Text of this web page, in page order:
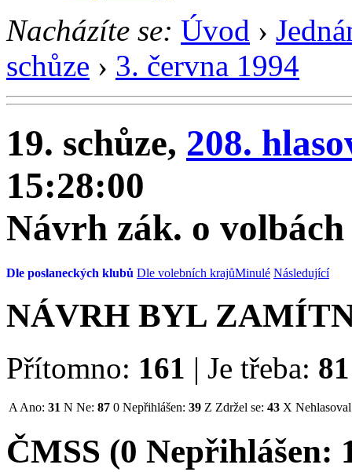
Nacházíte se: Úvod ›
schůze › 3. června 1994
19. schůze, 208.
15:28:00
Návrh zák. o
Dle poslaneckých klubů Dle volebních krajůMinulé Následující
NÁVRH BYL
Přítomno: 161 | Je třeba: 81
A Ano: 31 N Ne: 87 0 Nepřihlášen: 39 Z Zdržel se: 43 X Nehlasoval
ČMSS (0 Nepřihlášen: